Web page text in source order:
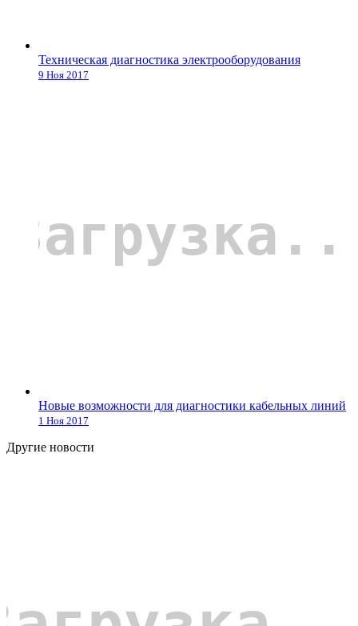
Техническая диагностика электрооборудования
9 Ноя 2017
Новые возможности для диагностики кабельных линий
1 Ноя 2017
Другие новости